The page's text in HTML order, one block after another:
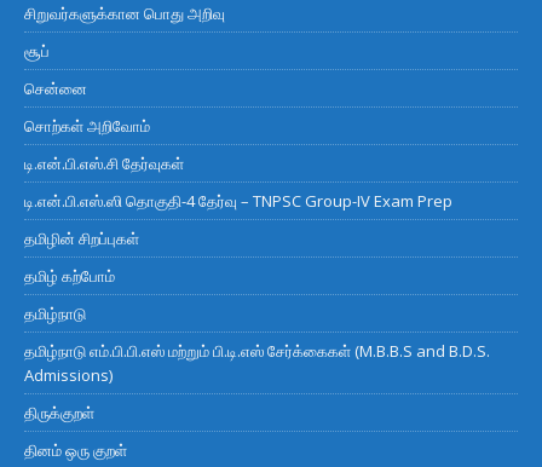
சிறுவர்களுக்கான பொது அறிவு
சூப்
சென்னை
சொற்கள் அறிவோம்
டி.என்.பி.எஸ்.சி தேர்வுகள்
டி.என்.பி.எஸ்.ஸி தொகுதி-4 தேர்வு – TNPSC Group-IV Exam Prep
தமிழின் சிறப்புகள்
தமிழ் கற்போம்
தமிழ்நாடு
தமிழ்நாடு எம்.பி.பி.எஸ் மற்றும் பி.டி.எஸ் சேர்க்கைகள் (M.B.B.S and B.D.S.
Admissions)
திருக்குறள்
தினம் ஒரு குறள்